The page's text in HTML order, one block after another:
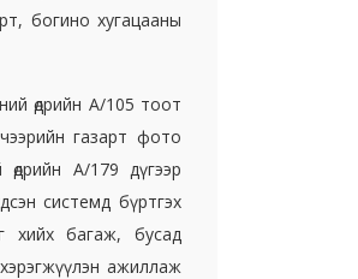
богино хугацааны
өдрийн А/105 тоот
газарт фото
А/179 дүгээр
системд бүртгэх
хийх багаж, бусад
ажиллаж